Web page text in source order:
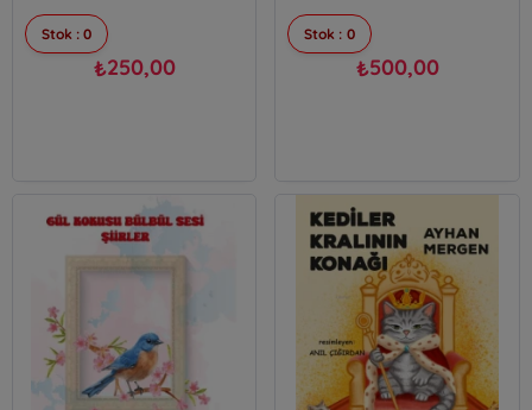
Stok : 0
₺250,00
Stok : 0
₺500,00